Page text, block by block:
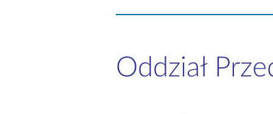
Oddział